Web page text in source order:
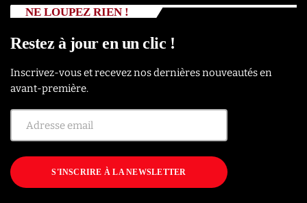
NE LOUPEZ RIEN !
Restez à jour en un clic !
Inscrivez-vous et recevez nos dernières nouveautés en
avant-première.
S'INSCRIRE À LA NEWSLETTER